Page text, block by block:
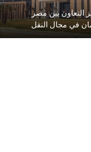
التعاون بين مصر
في مجال النقل